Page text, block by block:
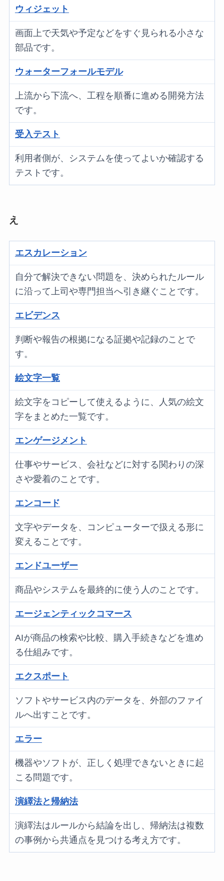
ウィジェット
画面上で天気や予定などをすぐ見られる小さな
部品です。
ウォーターフォールモデル
上流から下流へ、工程を順番に進める開発方法
です。
受入テスト
利用者側が、システムを使ってよいか確認する
テストです。
え
エスカレーション
自分で解決できない問題を、決められたルール
に沿って上司や専門担当へ引き継ぐことです。
エビデンス
判断や報告の根拠になる証拠や記録のことで
す。
絵文字一覧
絵文字をコピーして使えるように、人気の絵文
字をまとめた一覧です。
エンゲージメント
仕事やサービス、会社などに対する関わりの深
さや愛着のことです。
エンコード
文字やデータを、コンピューターで扱える形に
変えることです。
エンドユーザー
商品やシステムを最終的に使う人のことです。
エージェンティックコマース
AIが商品の検索や比較、購入手続きなどを進め
る仕組みです。
エクスポート
ソフトやサービス内のデータを、外部のファイ
ルへ出すことです。
エラー
機器やソフトが、正しく処理できないときに起
こる問題です。
演繹法と帰納法
演繹法はルールから結論を出し、帰納法は複数
の事例から共通点を見つける考え方です。